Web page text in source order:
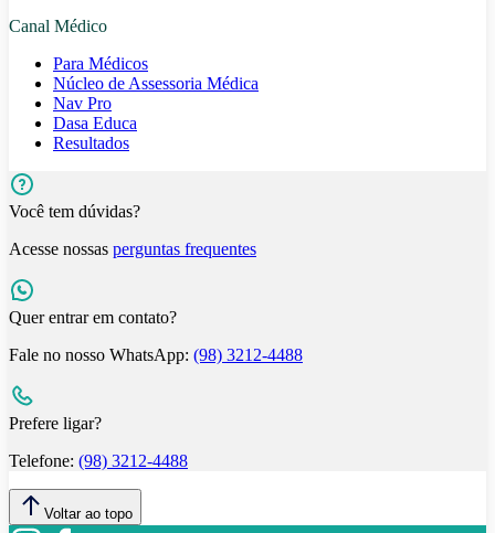
Canal Médico
Para Médicos
Núcleo de Assessoria Médica
Nav Pro
Dasa Educa
Resultados
Você tem dúvidas?
Acesse nossas perguntas frequentes
Quer entrar em contato?
Fale no nosso WhatsApp: (98) 3212-4488
Prefere ligar?
Telefone: (98) 3212-4488
Voltar ao topo